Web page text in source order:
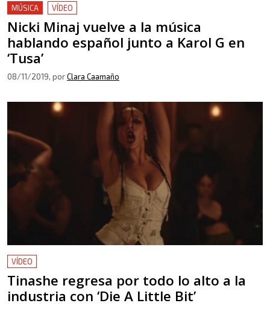
MÚSICA VÍDEO
Nicki Minaj vuelve a la música
hablando español junto a Karol G en
‘Tusa’
08/11/2019, porClara Caamaño
VÍDEO
Tinashe regresa por todo lo alto a la
industria con ‘Die A Little Bit’